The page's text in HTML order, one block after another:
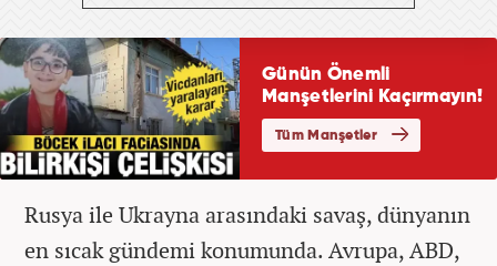
Rusya ile Ukrayna arasındaki savaş, dünyanın
en sıcak gündemi konumunda. Avrupa, ABD,